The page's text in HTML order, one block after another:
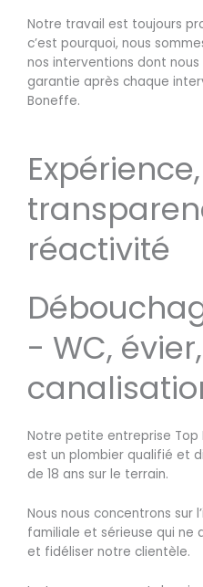
Notre travail est toujours
c’est pourquoi, nous
nos interventions dont
garantie après chaque
Boneffe.
Expérience,
réactivité
- WC,
Notre petite entreprise Top
est un plombier qualifié et
de 18 ans sur le terrain.
Nous nous concentrons sur
familiale et sérieuse qui ne
et fidéliser notre clientèle.